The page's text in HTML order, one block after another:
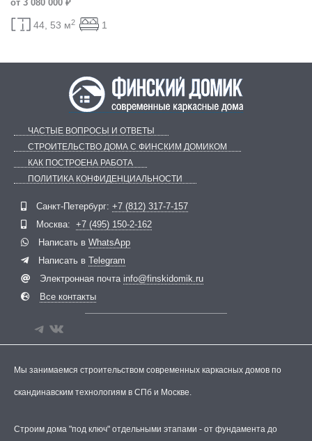
от 3 080 000 ₽
44, 53 м2 1
ЧАСТЫЕ ВОПРОСЫ И ОТВЕТЫ
СТРОИТЕЛЬСТВО ДОМА С ФИНСКИМ ДОМИКОМ
КАК ПОСТРОЕНА РАБОТА
ПОЛИТИКА КОНФИДЕНЦИАЛЬНОСТИ
Санкт-Петербург: +7 (812) 317-7-157
Москва: +7 (495) 150-2-162
Написать в WhatsApp
Написать в Telegram
Электронная почта info@finskidomik.ru
Все контакты
Мы занимаемся строительством современных каркасных домов по
скандинавским технологиям в СПб и Москве.
Строим дома "под ключ" отдельными этапами - от фундамента до